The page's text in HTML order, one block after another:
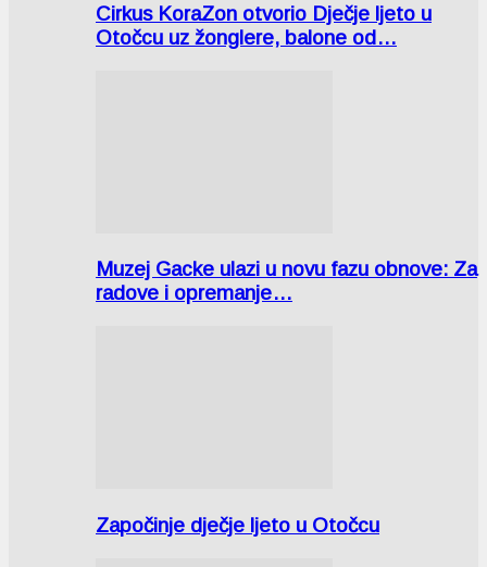
Cirkus KoraZon otvorio Dječje ljeto u
Otočcu uz žonglere, balone od…
Muzej Gacke ulazi u novu fazu obnove: Za
radove i opremanje…
Započinje dječje ljeto u Otočcu